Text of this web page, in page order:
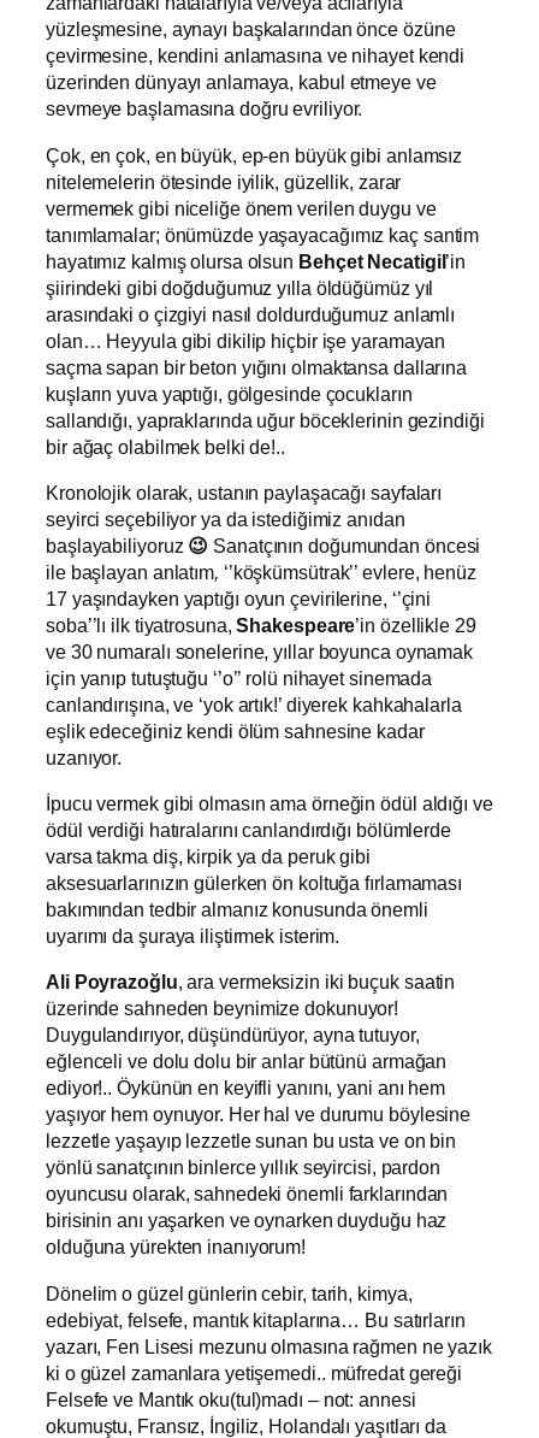
yüzleşmesine, aynayı başkalarından önce özüne
çevirmesine, kendini anlamasına ve nihayet kendi
üzerinden dünyayı anlamaya, kabul etmeye ve
sevmeye başlamasına doğru evriliyor.
Çok, en çok, en büyük, ep-en büyük gibi anlamsız
nitelemelerin ötesinde iyilik, güzellik, zarar
vermemek gibi niceliğe önem verilen duygu ve
tanımlamalar; önümüzde yaşayacağımız kaç santim
hayatımız kalmış olursa olsun Behçet Necatigil’in
şiirindeki gibi doğduğumuz yılla öldüğümüz yıl
arasındaki o çizgiyi nasıl doldurduğumuz anlamlı
olan… Heyyula gibi dikilip hiçbir işe yaramayan
saçma sapan bir beton yığını olmaktansa dallarına
kuşların yuva yaptığı, gölgesinde çocukların
sallandığı, yapraklarında uğur böceklerinin gezindiği
bir ağaç olabilmek belki de!..
Kronolojik olarak, ustanın paylaşacağı sayfaları
seyirci seçebiliyor ya da istediğimiz anıdan
başlayabiliyoruz 😉 Sanatçının doğumundan öncesi
ile başlayan anlatım, ‘’köşkümsütrak’’ evlere, henüz
17 yaşındayken yaptığı oyun çevirilerine, ‘’çini
soba’’lı ilk tiyatrosuna,Shakespeare’in özellikle 29
ve 30 numaralı sonelerine, yıllar boyunca oynamak
için yanıp tutuştuğu ‘’o’’ rolü nihayet sinemada
canlandırışına, ve ‘yok artık!’ diyerek kahkahalarla
eşlik edeceğiniz kendi ölüm sahnesine kadar
uzanıyor.
İpucu vermek gibi olmasın ama örneğin ödül aldığı ve
ödül verdiği hatıralarını canlandırdığı bölümlerde
varsa takma diş, kirpik ya da peruk gibi
aksesuarlarınızın gülerken ön koltuğa fırlamaması
bakımından tedbir almanız konusunda önemli
uyarımı da şuraya iliştirmek isterim.
Ali Poyrazoğlu, ara vermeksizin iki buçuk saatin
üzerinde sahneden beynimize dokunuyor!
Duygulandırıyor, düşündürüyor, ayna tutuyor,
eğlenceli ve dolu dolu bir anlar bütünü armağan
ediyor!.. Öykünün en keyifli yanını, yani anı hem
yaşıyor hem oynuyor. Her hal ve durumu böylesine
lezzetle yaşayıp lezzetle sunan bu usta ve on bin
yönlü sanatçının binlerce yıllık seyircisi, pardon
oyuncusu olarak, sahnedeki önemli farklarından
birisinin anı yaşarken ve oynarken duyduğu haz
olduğuna yürekten inanıyorum!
Dönelim o güzel günlerin cebir, tarih, kimya,
edebiyat, felsefe, mantık kitaplarına… Bu satırların
yazarı, Fen Lisesi mezunu olmasına rağmen ne yazık
ki o güzel zamanlara yetişemedi.. müfredat gereği
Felsefe ve Mantık oku(tul)madı – not: annesi
okumuştu, Fransız, İngiliz, Holandalı yaşıtları da